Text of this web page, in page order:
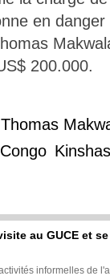
en
200.000.
Thomas
Congo
au GUCE et
informelles de